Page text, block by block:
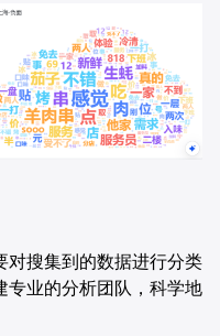
对搜集到的数据进行分类
专业的分析团队，科学地